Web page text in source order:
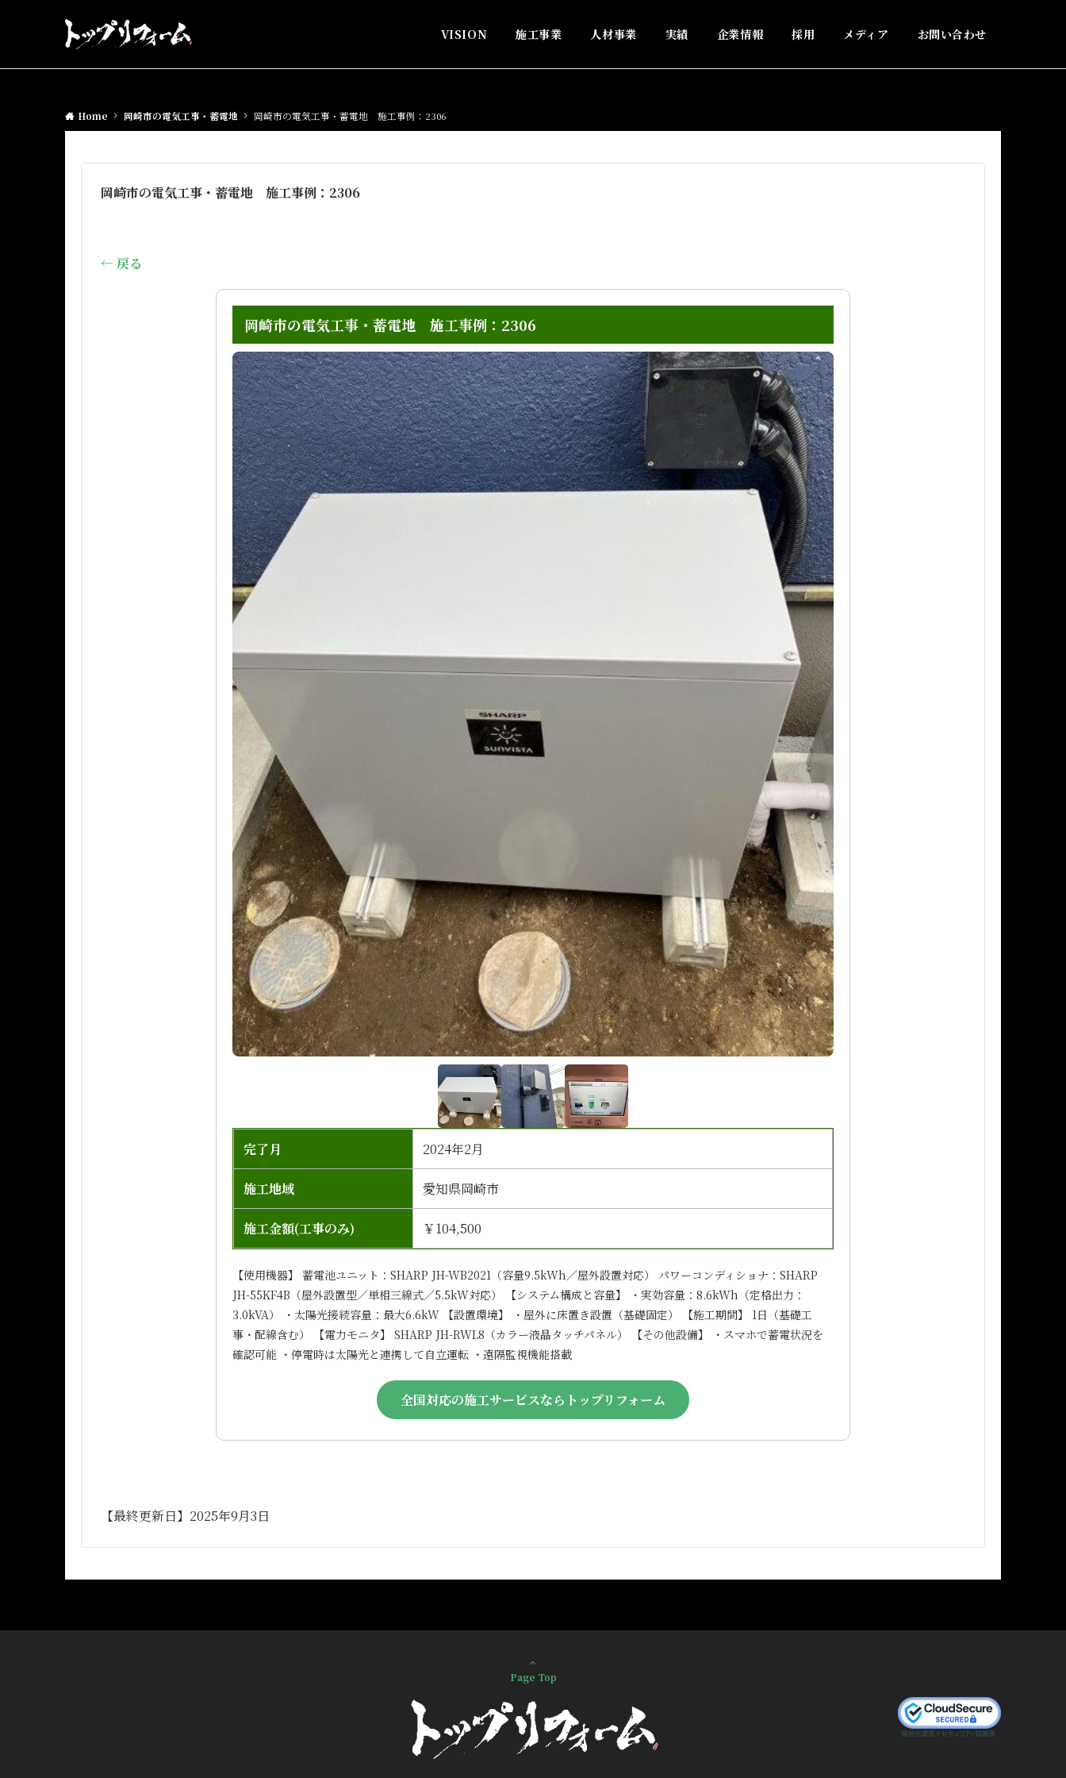
VISION 施工事業 人材事業 実績 企業情報 採用 メディア お問い合わせ
Home 岡崎市の電気工事・蓄電地 岡崎市の電気工事・蓄電地 施工事例：2306
岡崎市の電気工事・蓄電地 施工事例：2306
← 戻る
岡崎市の電気工事・蓄電地 施工事例：2306
完了月 2024年2月
施工地域 愛知県岡崎市
施工金額(工事のみ) ￥104,500
【使用機器】 蓄電池ユニット：SHARP JH-WB2021（容量9.5kWh／屋外設置対応） パワーコンディショナ：SHARP
JH-55KF4B（屋外設置型／単相三線式／5.5kW対応） 【システム構成と容量】 ・実効容量：8.6kWh（定格出力：
3.0kVA） ・太陽光接続容量：最大6.6kW 【設置環境】 ・屋外に床置き設置（基礎固定） 【施工期間】 1日（基礎工
事・配線含む） 【電力モニタ】 SHARP JH-RWL8（カラー液晶タッチパネル） 【その他設備】 ・スマホで蓄電状況を
確認可能 ・停電時は太陽光と連携して自立運転 ・遠隔監視機能搭載
全国対応の施工サービスならトップリフォーム
【最終更新日】2025年9月3日
Page Top